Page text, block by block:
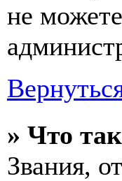
не
» Что
Звания,